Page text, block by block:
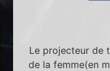
Le projecteur de
de la femme(en